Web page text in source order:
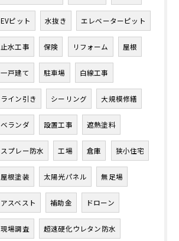
EVピット 水抜き エレベーターピット
止水工事 保険 リフォーム 屋根
一戸建て 駐車場 白線工事
ライン引き シーリング 大規模修繕
ベランダ 設置工事 遮熱塗料
スプレー防水 工場 倉庫 狭小住宅
屋根塗装 太陽光パネル 無足場
アスベスト 補助金 ドローン
現場調査 超速硬化ウレタン防水